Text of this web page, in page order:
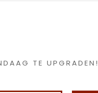
TE UPGRADEN!